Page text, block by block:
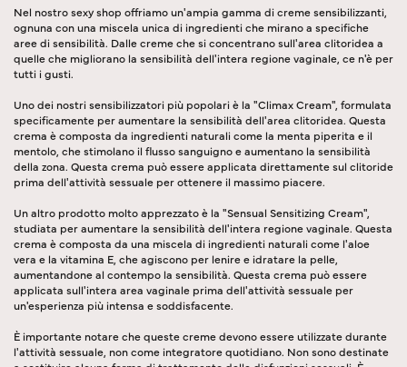
Nel nostro sexy shop offriamo un'ampia gamma di creme sensibilizzanti,
ognuna con una miscela unica di ingredienti che mirano a specifiche
aree di sensibilità. Dalle creme che si concentrano sull'area clitoridea a
quelle che migliorano la sensibilità dell'intera regione vaginale, ce n'è per
tutti i gusti.
Uno dei nostri sensibilizzatori più popolari è la "Climax Cream", formulata
specificamente per aumentare la sensibilità dell'area clitoridea. Questa
crema è composta da ingredienti naturali come la menta piperita e il
mentolo, che stimolano il flusso sanguigno e aumentano la sensibilità
della zona. Questa crema può essere applicata direttamente sul clitoride
prima dell'attività sessuale per ottenere il massimo piacere.
Un altro prodotto molto apprezzato è la "Sensual Sensitizing Cream",
studiata per aumentare la sensibilità dell'intera regione vaginale. Questa
crema è composta da una miscela di ingredienti naturali come l'aloe
vera e la vitamina E, che agiscono per lenire e idratare la pelle,
aumentandone al contempo la sensibilità. Questa crema può essere
applicata sull'intera area vaginale prima dell'attività sessuale per
un'esperienza più intensa e soddisfacente.
È importante notare che queste creme devono essere utilizzate durante
l'attività sessuale, non come integratore quotidiano. Non sono destinate